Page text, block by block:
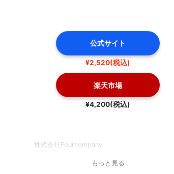
公式サイト
¥2,520(税込)
楽天市場
¥4,200(税込)
株式会社Fourcompany
もっと見る